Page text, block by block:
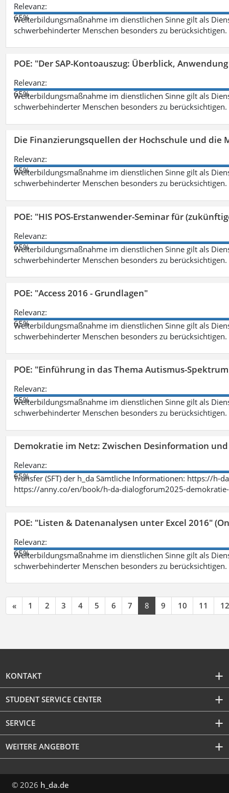
Relevanz:
65%
Weiterbildungsmaßnahme im dienstlichen Sinne gilt als
schwerbehinderter Menschen besonders zu berücksichtigen.
POE: "Der SAP-Kontoauszug: Überblick,
Relevanz:
65%
Weiterbildungsmaßnahme im dienstlichen Sinne gilt als
schwerbehinderter Menschen besonders zu berücksichtigen.
Die Finanzierungsquellen der Hochschule und die
Relevanz:
65%
Weiterbildungsmaßnahme im dienstlichen Sinne gilt als
schwerbehinderter Menschen besonders zu berücksichtigen.
POE: "HIS POS-Erstanwender-Seminar für
Relevanz:
65%
Weiterbildungsmaßnahme im dienstlichen Sinne gilt als
schwerbehinderter Menschen besonders zu berücksichtigen.
POE: "Access 2016 - Grundlagen"
Relevanz:
65%
Weiterbildungsmaßnahme im dienstlichen Sinne gilt als
schwerbehinderter Menschen besonders zu berücksichtigen.
POE: "Einführung in das Thema Autismus-
Relevanz:
65%
Weiterbildungsmaßnahme im dienstlichen Sinne gilt als
schwerbehinderter Menschen besonders zu berücksichtigen.
Demokratie im Netz: Zwischen Desinformation
Relevanz:
65%
Transfer (SFT) der h_da Sämtliche Informationen: https://
https://anny.co/en/book/h-da-dialogforum2025-
POE: "Listen & Datenanalysen unter Excel 2016"
Relevanz:
65%
Weiterbildungsmaßnahme im dienstlichen Sinne gilt als
schwerbehinderter Menschen besonders zu berücksichtigen.
« 1 2 3 4 5 6 7 8 9 10 11 12
KONTAKT
STUDENT SERVICE CENTER
SERVICE
WEITERE ANGEBOTE
© 2026 h_da.de